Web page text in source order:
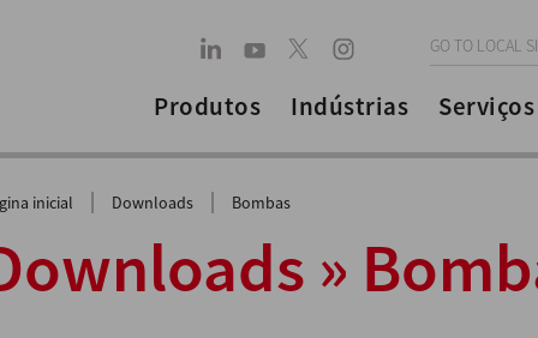
GO TO LOCAL
Produtos Indústrias Serviços
inicial | Downloads | Bombas
»